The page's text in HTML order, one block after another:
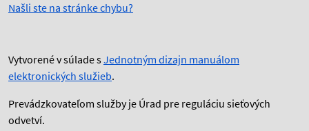
Našli ste na stránke chybu?
Vytvorené v súlade sJednotným dizajn manuálom
elektronických služieb.
Prevádzkovateľom služby je Úrad pre reguláciu sieťových
odvetví.